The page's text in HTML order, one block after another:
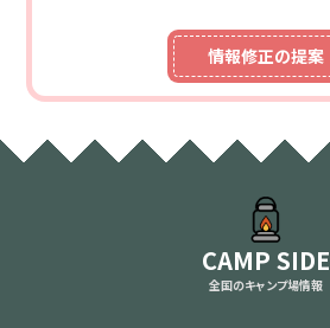
情報修正の提案
CAMP SIDE
全国のキャンプ場情報